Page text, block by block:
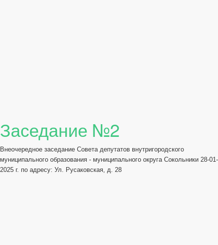
Заседание №2
Внеочередное заседание Совета депутатов внутригородского
муниципального образования - муниципального округа Сокольники 28-01-
2025 г. по адресу: Ул. Русаковская, д. 28